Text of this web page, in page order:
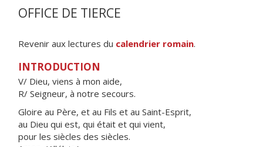
OFFICE DE TIERCE
Revenir aux lectures du calendrier romain.
INTRODUCTION
V/ Dieu, viens à mon aide,
R/ Seigneur, à notre secours.
Gloire au Père, et au Fils et au Saint-Esprit,
au Dieu qui est, qui était et qui vient,
pour les siècles des siècles.